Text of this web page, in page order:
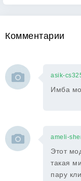
Комментарии
asik-
Имба
ameli-
Этот
такая
пару